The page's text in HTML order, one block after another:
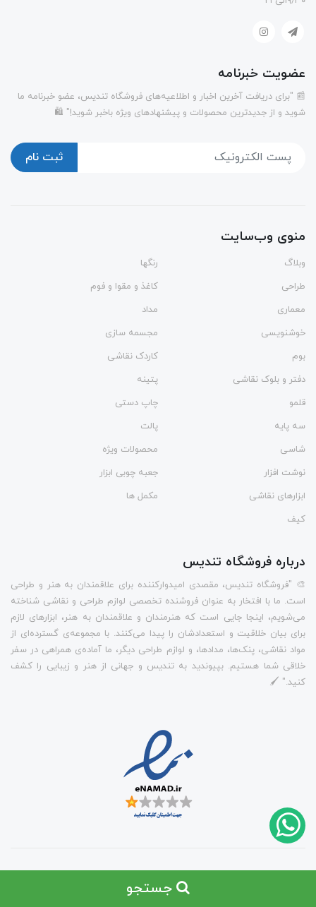
عضویت خبرنامه
📰 "برای دریافت آخرین اخبار و اطلاعیه‌های فروشگاه تندیس، عضو خبرنامه ما
شوید و از جدیدترین محصولات و پیشنهادهای ویژه باخبر شوید!" 🛍️
ثبت نام
منوی وب‌سایت
وبلاگ
رنگها
طراحی
کاغذ و مقوا و فوم
معماری
مداد
خوشنویسی
مجسمه سازی
بوم
کاردک نقاشی
دفتر و بلوک نقاشی
پتینه
قلمو
چاپ دستی
سه پایه
پالت
شاسی
محصولات ویژه
نوشت افزار
جعبه چوبی ابزار
ابزارهای نقاشی
مکمل ها
کیف
درباره فروشگاه تندیس
🎨 "فروشگاه تندیس، مقصدی امیدوارکننده برای علاقمندان به هنر و طراحی
است. ما با افتخار به عنوان فروشنده تخصصی لوازم طراحی و نقاشی شناخته
می‌شویم، اینجا جایی است که هنرمندان و علاقمندان به هنر، ابزارهای لازم
برای بیان خلاقیت و استعدادشان را پیدا می‌کنند. با مجموعه‌ی گسترده‌ای از
مواد نقاشی، پنک‌ها، مدادها، و لوازم طراحی دیگر، ما آماده‌ی همراهی در سفر
خلاقی شما هستیم. بپیوندید به تندیس و جهانی از هنر و زیبایی را کشف
کنید." 🖌️